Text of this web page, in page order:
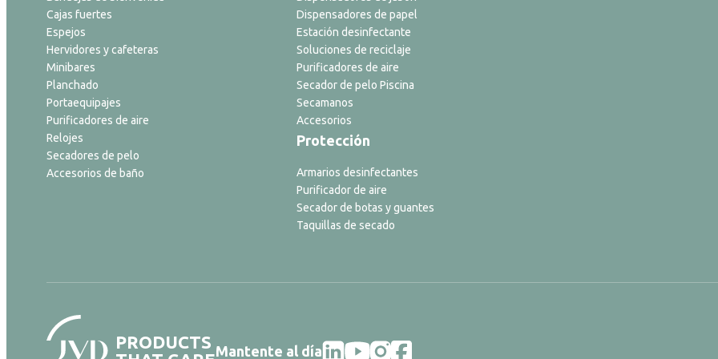
Cajas fuertes
Espejos
Hervidores y cafeteras
Minibares
Planchado
Portaequipajes
Purificadores de aire
Relojes
Secadores de pelo
Accesorios de baño
Dispensadores de papel
Estación desinfectante
Soluciones de reciclaje
Purificadores de aire
Secador de pelo Piscina
Secamanos
Accesorios
Protección
Armarios desinfectantes
Purificador de aire
Secador de botas y guantes
Taquillas de secado
PRODUCTS Mantente al día